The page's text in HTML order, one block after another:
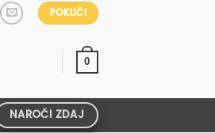
POKLIČI
0
NAROČI ZDAJ